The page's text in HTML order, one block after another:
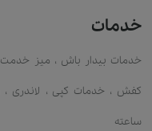
خدمات
خدمات بیدار باش ، میز خدمت
کفش ، خدمات کپی ، لاندری ،
ساعته